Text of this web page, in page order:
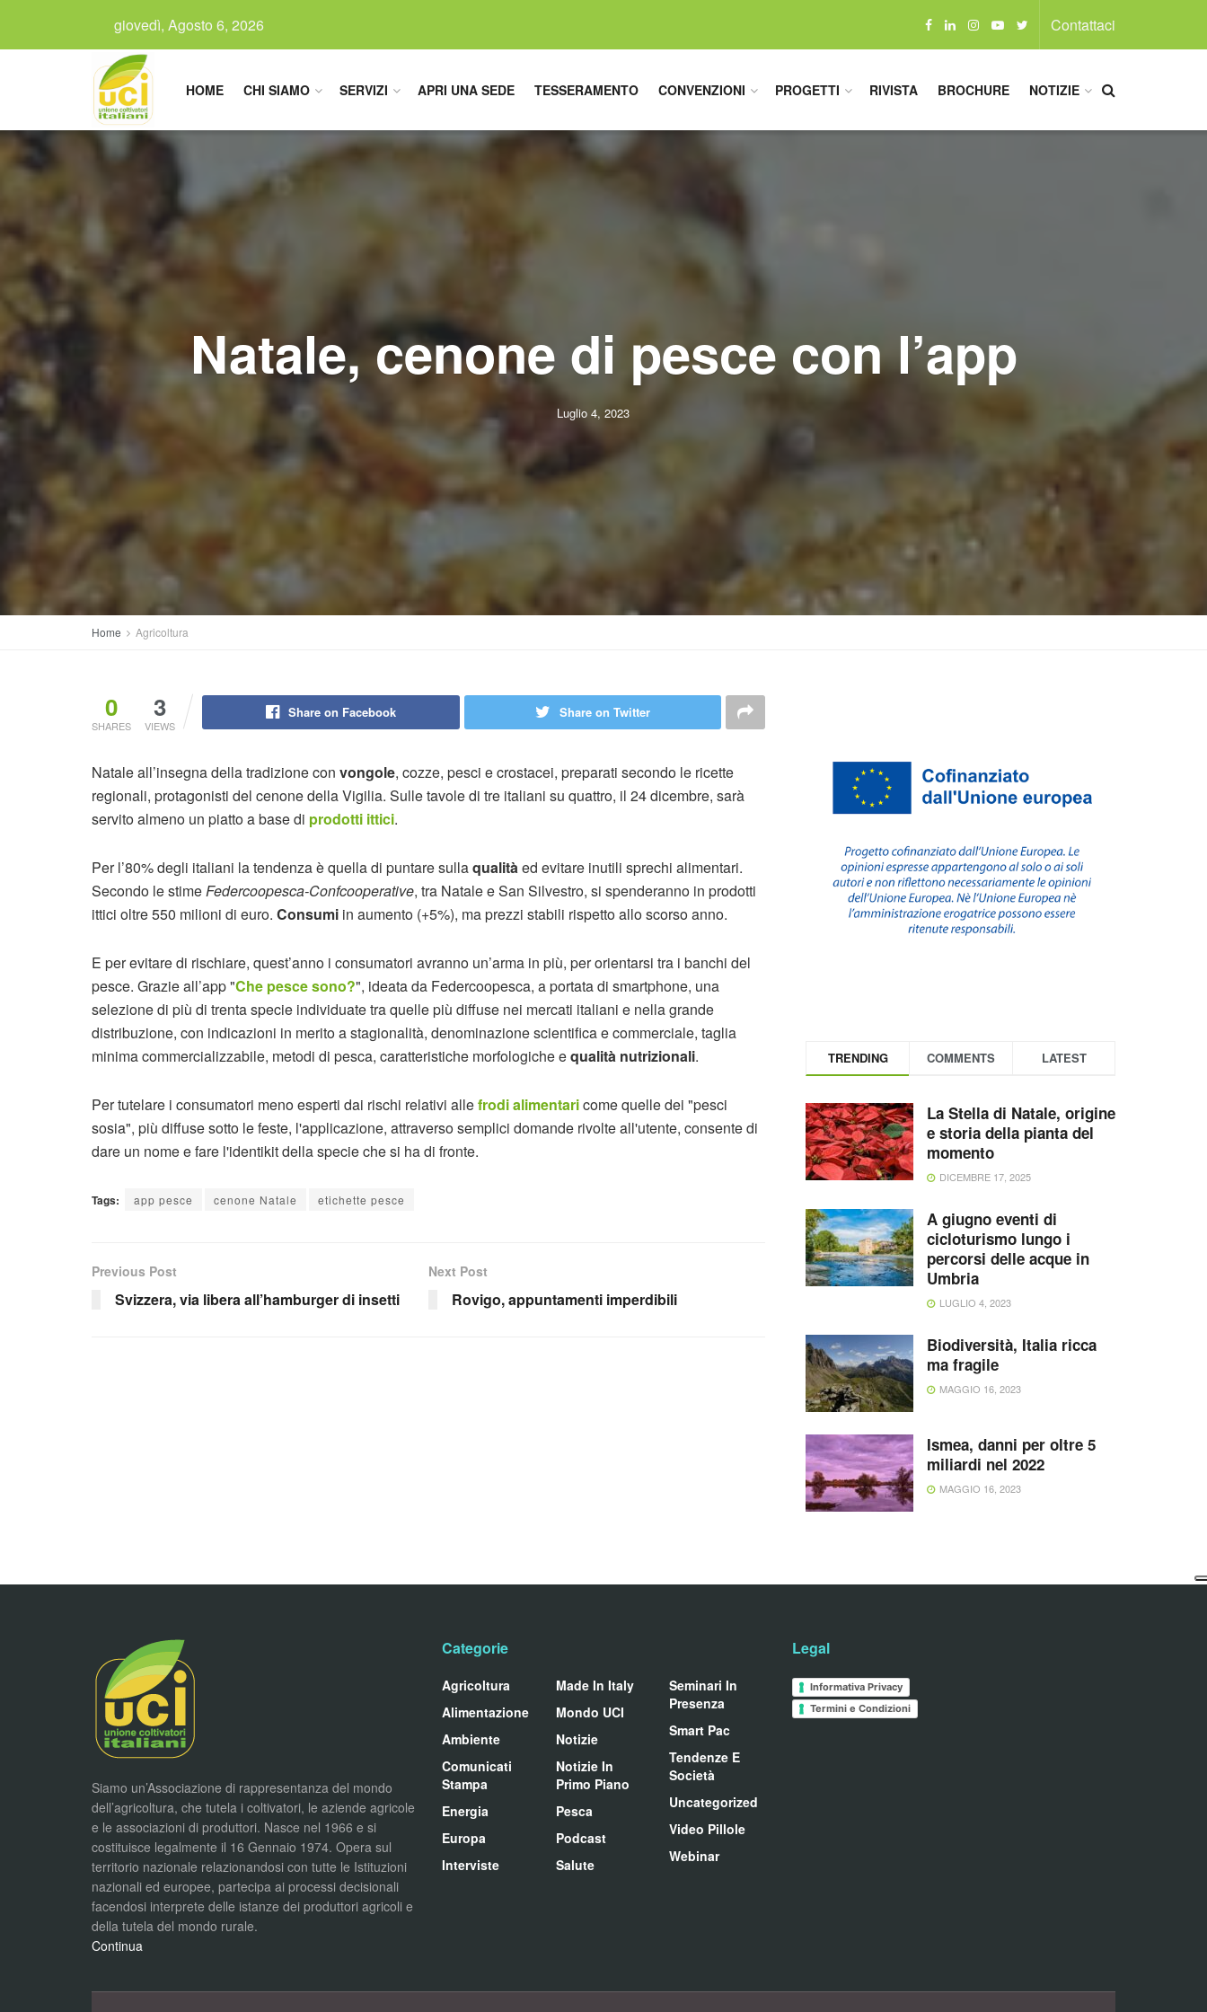
giovedì, Agosto 6, 2026 Contattaci
HOME CHI SIAMO SERVIZI APRI UNA SEDE TESSERAMENTO CONVENZIONI PROGETTI RIVISTA BROCHURE NOTIZIE
Natale, cenone di pesce con l’app
Luglio 4, 2023
Home Agricoltura
0
SHARES
3
VIEWS
Share on Facebook Share on Twitter
Natale all’insegna della tradizione con vongole, cozze, pesci e crostacei, preparati secondo le ricette
regionali, protagonisti del cenone della Vigilia. Sulle tavole di tre italiani su quattro, il 24 dicembre, sarà
servito almeno un piatto a base di prodotti ittici.
Per l’80% degli italiani la tendenza è quella di puntare sullaqualitàed evitare inutili sprechi alimentari.
Secondo le stimeFedercoopesca-Confcooperative, tra Natale e San Silvestro, si spenderanno in prodotti
ittici oltre 550 milioni di euro. Consumi in aumento (+5%), ma prezzi stabili rispetto allo scorso anno.
E per evitare di rischiare, quest’anno i consumatori avranno un’arma in più, per orientarsi tra i banchi del
pesce. Grazie all’app "Che pesce sono?", ideata da Federcoopesca, a portata di smartphone, una
selezione di più di trenta specie individuate tra quelle più diffuse nei mercati italiani e nella grande
distribuzione, con indicazioni in merito a stagionalità, denominazione scientifica e commerciale, taglia
minima commercializzabile, metodi di pesca, caratteristiche morfologiche equalità nutrizionali.
Per tutelare i consumatori meno esperti dai rischi relativi allefrodi alimentaricome quelle dei "pesci
sosia", più diffuse sotto le feste, l'applicazione, attraverso semplici domande rivolte all'utente, consente di
dare un nome e fare l'identikit della specie che si ha di fronte.
Tags: app pesce cenone Natale etichette pesce
Previous Post
Svizzera, via libera all’hamburger di insetti
Next Post
Rovigo, appuntamenti imperdibili
TRENDING COMMENTS LATEST
La Stella di Natale, origine
e storia della pianta del
momento
DICEMBRE 17, 2025
A giugno eventi di
cicloturismo lungo i
percorsi delle acque in
Umbria
LUGLIO 4, 2023
Biodiversità, Italia ricca
ma fragile
MAGGIO 16, 2023
Ismea, danni per oltre 5
miliardi nel 2022
MAGGIO 16, 2023
Siamo un’Associazione di rappresentanza del mondo
dell’agricoltura, che tutela i coltivatori, le aziende agricole
e le associazioni di produttori. Nasce nel 1966 e si
costituisce legalmente il 16 Gennaio 1974. Opera sul
territorio nazionale relazionandosi con tutte le Istituzioni
nazionali ed europee, partecipa ai processi decisionali
facendosi interprete delle istanze dei produttori agricoli e
della tutela del mondo rurale.
Continua
Categorie
Agricoltura
Alimentazione
Ambiente
Comunicati
Stampa
Energia
Europa
Interviste
Made In Italy
Mondo UCI
Notizie
Notizie In
Primo Piano
Pesca
Podcast
Salute
Seminari In
Presenza
Smart Pac
Tendenze E
Società
Uncategorized
Video Pillole
Webinar
Legal
Informativa Privacy
Termini e Condizioni